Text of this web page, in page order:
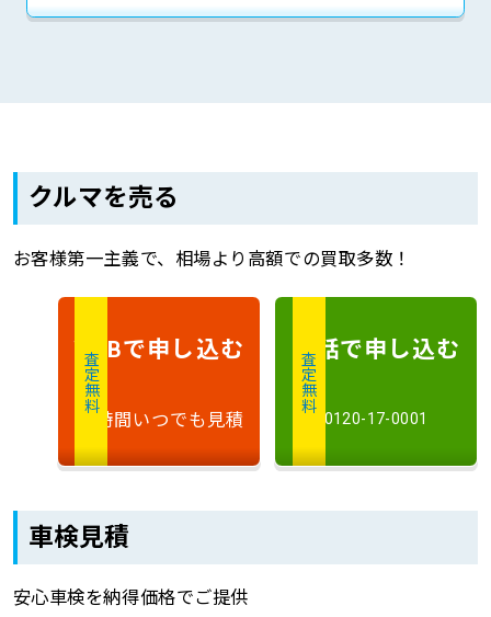
クルマを売る
お客様第一主義で、相場より高額での買取多数！
査定無料
WEBで申し込む
24時間いつでも見積
査定無料
電話で申し込む
0120-17-0001
車検見積
安心車検を納得価格でご提供